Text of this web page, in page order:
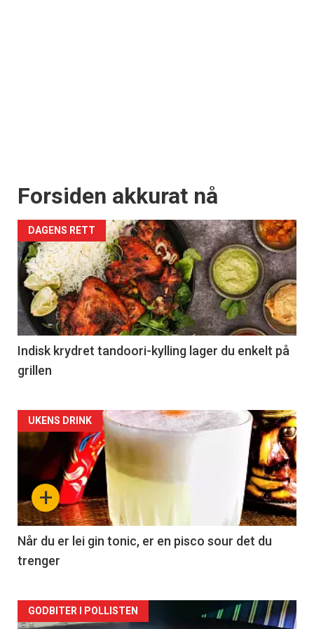
Forsiden akkurat nå
DAGENS RETT
Indisk krydret tandoori-kylling lager du enkelt på
grillen
Forsiden
akkurat
nå
-
2
+
UKENS DRINK
Når du er lei gin tonic, er en pisco sour det du
trenger
Forsiden
GODBITER I POLLISTEN